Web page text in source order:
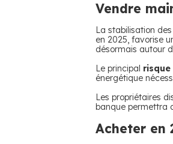
Vendre
La stabilisation
en 2025, favorise
désormais autour
Le principal
énergétique
Les propriétaires
banque permettra
Acheter en